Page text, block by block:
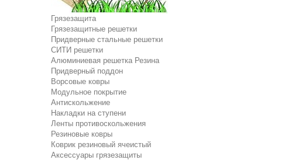
Грязезащита
Грязезащитные решетки
Придверные стальные решетки
СИТИ решетки
Алюминиевая решетка Резина
Придверный поддон
Ворсовые ковры
Модульное покрытие
Антискольжение
Накладки на ступени
Ленты противоскольжения
Резиновые ковры
Коврик резиновый ячеистый
Аксессуары грязезащиты